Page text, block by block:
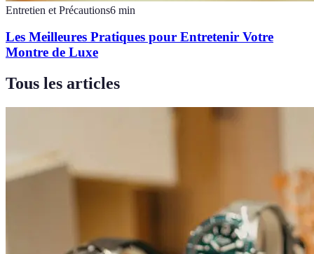
Entretien et Précautions6 min
Les Meilleures Pratiques pour Entretenir Votre
Montre de Luxe
Tous les articles